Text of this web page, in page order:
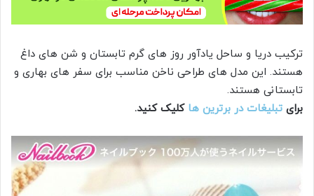
ترکیب دریا و ساحل یادآور روز های گرم تابستان و شن های داغ
هستند. این مدل های طراحی ناخن مناسب برای سفر های بهاری و
تابستانی هستند.
برای تبلیغات در برترین ها کلیک کنید.